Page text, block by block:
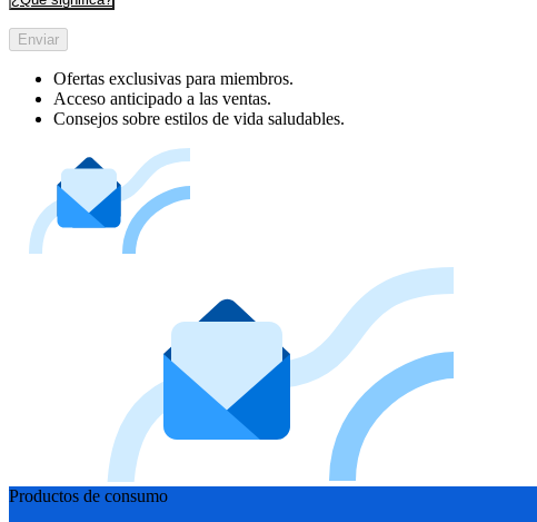
Enviar
Ofertas exclusivas para miembros.
Acceso anticipado a las ventas.
Consejos sobre estilos de vida saludables.
Productos de consumo